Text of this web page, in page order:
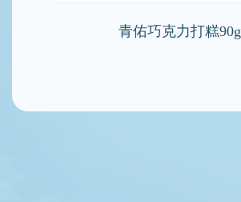
青佑巧克力打糕90g